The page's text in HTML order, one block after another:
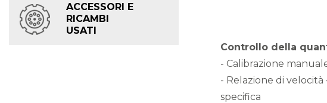
Controllo della
- Calibrazione
- Relazione di
specifica
ACCESSORI E
RICAMBI
USATI